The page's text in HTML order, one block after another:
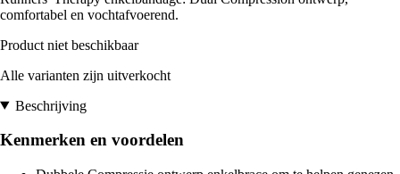
comfortabel en vochtafvoerend.
Product niet beschikbaar
Alle varianten zijn uitverkocht
Beschrijving
Kenmerken en voordelen